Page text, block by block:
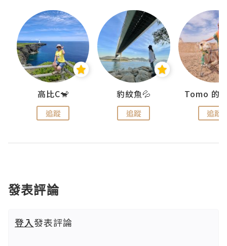
高比C🐒
追蹤
豹紋魚💦
追蹤 追蹤
發表評論
登入發表評論